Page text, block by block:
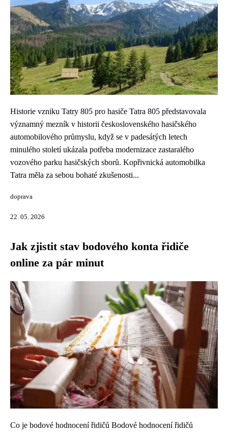
Historie vzniku Tatry 805 pro hasiče Tatra 805 představovala
významný mezník v historii československého hasičského
automobilového průmyslu, když se v padesátých letech
minulého století ukázala potřeba modernizace zastaralého
vozového parku hasičských sborů. Kopřivnická automobilka
Tatra měla za sebou bohaté zkušenosti...
doprava
22. 05. 2026
Jak zjistit stav bodového konta řidiče
online za pár minut
Co je bodové hodnocení řidičů Bodové hodnocení řidičů